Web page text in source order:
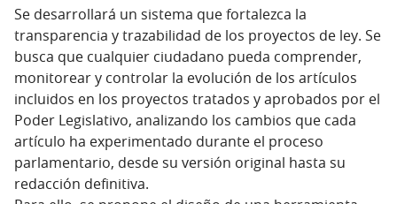
Se desarrollará un sistema que fortalezca la
transparencia y trazabilidad de los proyectos de ley. Se
busca que cualquier ciudadano pueda comprender,
monitorear y controlar la evolución de los artículos
incluidos en los proyectos tratados y aprobados por el
Poder Legislativo, analizando los cambios que cada
artículo ha experimentado durante el proceso
parlamentario, desde su versión original hasta su
redacción definitiva.